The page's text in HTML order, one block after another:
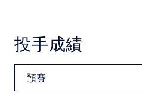
投手成績